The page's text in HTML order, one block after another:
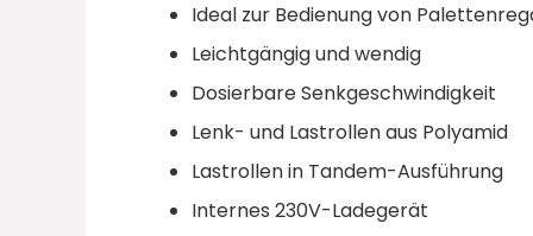
Ideal zur Bedienung von
Leichtgängig und wendig
Dosierbare Senkgeschwindigkeit
Lenk- und Lastrollen aus Polyamid
Lastrollen in Tandem-Ausführung
Internes 230V-Ladegerät